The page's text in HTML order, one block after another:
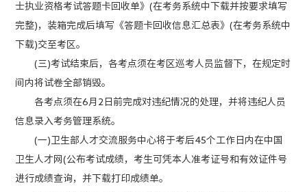
士执业资格考试答题卡回收单》(在考务系统中下载并按要求填写
完整)，装箱完成后填写《答题卡回收信息汇总表》(在考务系统中
下载)交至考区。
(三)考试结束后，各考点须在考区巡考人员监督下，在规定时
间内将试卷全部销毁。
各考点须在6月2日前完成对违纪情况的处理，并将违纪人员
信息录入考务管理系统。
(一)卫生部人才交流服务中心将于考后45个工作日内在中国
卫生人才网(公布考试成绩，考生可凭本人准考证号和有效证件号
进行成绩查询，并下载打印成绩单。